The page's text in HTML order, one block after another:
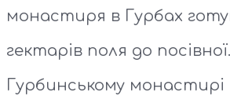
монастиря в Гурбах
гектарів поля до
Гурбинському